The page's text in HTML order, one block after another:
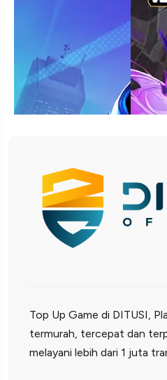
Top Up Game di DITUSI,
termurah, tercepat dan
melayani lebih dari 1 juta